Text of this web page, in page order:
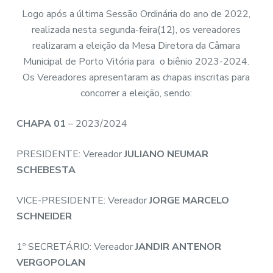
Logo após a última Sessão Ordinária do ano de 2022,
realizada nesta segunda-feira(12), os vereadores
realizaram a eleição da Mesa Diretora da Câmara
Municipal de Porto Vitória para o biênio 2023-2024.
Os Vereadores apresentaram as chapas inscritas para
concorrer a eleição, sendo:
CHAPA 01 – 2023/2024
PRESIDENTE: VereadorJULIANO NEUMAR
SCHEBESTA
VICE-PRESIDENTE: VereadorJORGE MARCELO
SCHNEIDER
1º SECRETÁRIO: VereadorJANDIR ANTENOR
VERGOPOLAN